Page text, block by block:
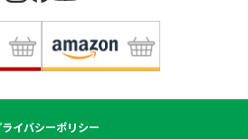
ライバシーポリシー